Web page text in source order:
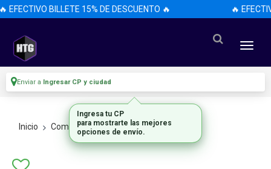
EFECTIVO BILLETE 15% DE DESCUENTO 🔥 🔥
Enviar a Ingresar CP y ciudad
Inicio Componentes De Pc Procesadores
Ingresa tu CP
para mostrarte las mejores
opciones de envío.